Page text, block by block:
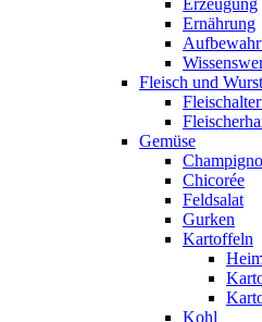
Erzeugung
Ernährung
Fleisch und Wurst
Gemüse
Chicorée
Feldsalat
Gurken
Kartoffeln
Kohl